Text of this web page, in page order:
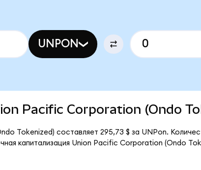
UNPON
Pacific Corporation (Ondo
Tokenized) составляет 295,73 $ за UNPon.
капитализация Union Pacific Corporation (Ondo